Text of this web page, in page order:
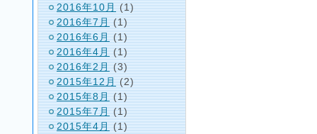
2016年10月 (1)
2016年7月 (1)
2016年6月
(1)
2016年4月
(1)
2016年2月 (3)
2015年12月 (2)
2015年8月
(1)
2015年7月
(1)
2015年4月 (1)